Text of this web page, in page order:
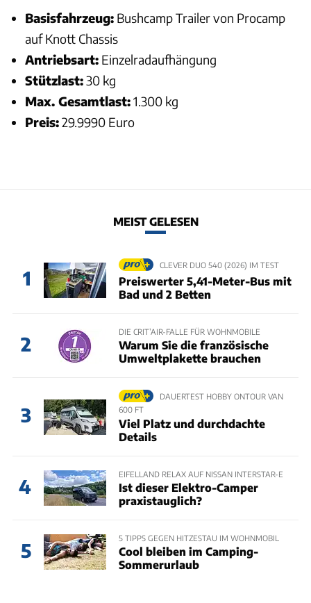
Basisfahrzeug: Bushcamp Trailer von Procamp
auf Knott Chassis
Antriebsart: Einzelradaufhängung
Stützlast:30 kg
Max. Gesamtlast:1.300 kg
Preis:29.9990 Euro
MEIST GELESEN
1
CLEVER DUO 540 (2026) IM TEST
Preiswerter 5,41-Meter-Bus mit
Bad und 2 Betten
2
DIE CRIT’AIR-FALLE FÜR WOHNMOBILE
Warum Sie die französische
Umweltplakette brauchen
3
DAUERTEST HOBBY ONTOUR VAN
600 FT
Viel Platz und durchdachte
Details
4
EIFELLAND RELAX AUF NISSAN INTERSTAR-E
Ist dieser Elektro-Camper
praxistauglich?
5
5 TIPPS GEGEN HITZESTAU IM WOHNMOBIL
Cool bleiben im Camping-
Sommerurlaub